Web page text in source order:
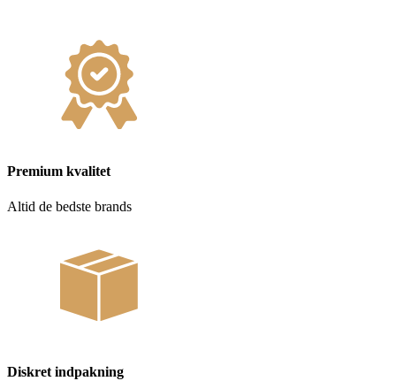
Premium kvalitet
Altid de bedste brands
Diskret indpakning